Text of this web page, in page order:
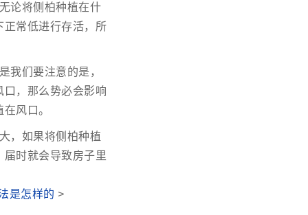
论将侧柏种植在什
正常低进行存活，所
我们要注意的是，
，那么势必会影响
风口。
，如果将侧柏种植
时就会导致房子里
是怎样的 >